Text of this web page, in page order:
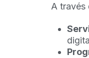
A través